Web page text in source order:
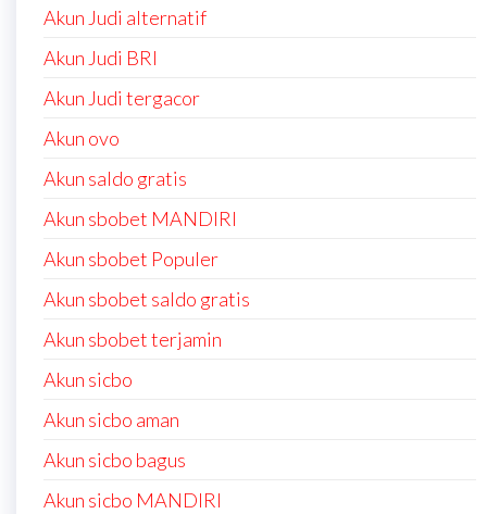
Akun Judi alternatif
Akun Judi BRI
Akun Judi tergacor
Akun ovo
Akun saldo gratis
Akun sbobet MANDIRI
Akun sbobet Populer
Akun sbobet saldo gratis
Akun sbobet terjamin
Akun sicbo
Akun sicbo aman
Akun sicbo bagus
Akun sicbo MANDIRI